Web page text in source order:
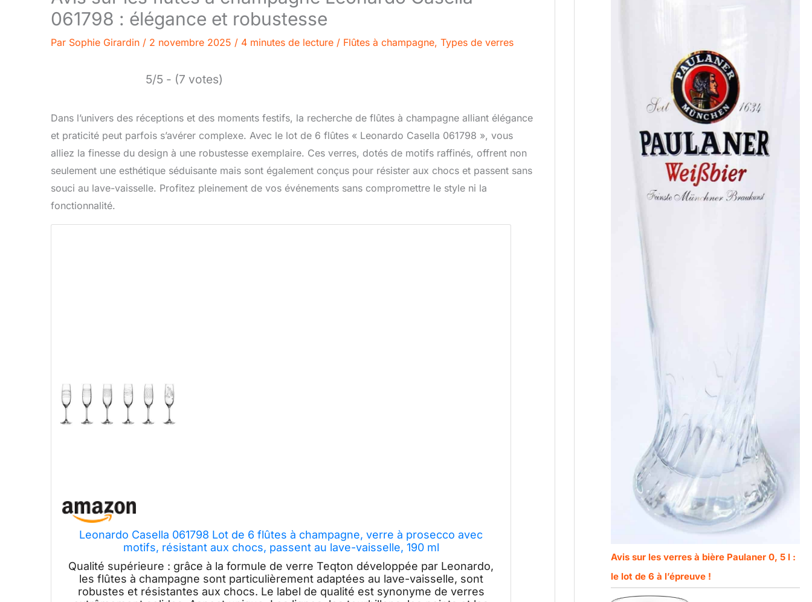
061798 : élégance et robustesse
Par Sophie Girardin / 2 novembre 2025 / 4 minutes de lecture / Flûtes à champagne, Types de verres
5/5 - (7 votes)
Dans l’univers des réceptions et des moments festifs, la recherche de flûtes à champagne alliant élégance
et praticité peut parfois s’avérer complexe. Avec le lot de 6 flûtes « Leonardo Casella 061798 », vous
alliez la finesse du design à une robustesse exemplaire. Ces verres, dotés de motifs raffinés, offrent non
seulement une esthétique séduisante mais sont également conçus pour résister aux chocs et passent sans
souci au lave-vaisselle. Profitez pleinement de vos événements sans compromettre le style ni la
fonctionnalité.
Leonardo Casella 061798 Lot de 6 flûtes à champagne, verre à prosecco avec
motifs, résistant aux chocs, passent au lave-vaisselle, 190 ml
Qualité supérieure : grâce à la formule de verre Teqton développée par Leonardo,
les flûtes à champagne sont particulièrement adaptées au lave-vaisselle, sont
robustes et résistantes aux chocs. Le label de qualité est synonyme de verres
Avis sur les verres à bière Paulaner 0, 5 l :
le lot de 6 à l’épreuve !